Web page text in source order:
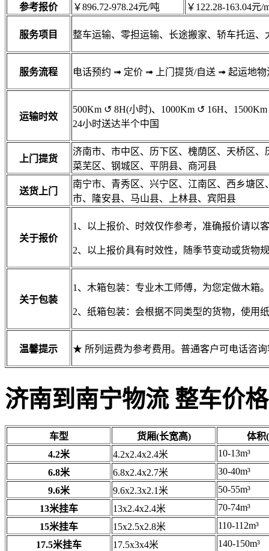
参考报价 ￥896.72-978.24元/吨 ￥122.28-163.04元/
服务项目 整车运输、零担运输、长途搬家、轿车托运
服务流程 电话预约 ➟ 定价 ➟ 上门提货/自送 ➟ 起运地
运输时效
500Km ↺ 8H(小时)、1000Km ↺ 16H、1500Km
24小时送达半个中国
上门提货
济南市、市中区、历下区、槐荫区、天桥区
菜芜区、钢城区、平阴县、商河县
送货上门
南宁市、青秀区、兴宁区、江南区、西乡塘
市、隆安县、马山县、上林县、宾阳县
关于报价
1、以上报价、时效仅作参考，准确报价请以
2、以上报价具有时效性，随季节变动或货物
关于包装
1、木箱包装：专业木工师傅，为您定做木箱
2、纸箱包装：会根据不同类型的货物，使用
温馨提示 ★ 所列运费为参考费用。普通客户可电话咨
济南到南宁物流 整车价格
车型 货厢(长宽高)
体积
4.2米
4.2x2.4x2.4米
10-13m³
6.8米
6.8x2.4x2.7米
30-40m³
9.6米
9.6x2.3x2.1米
50-55m³
13米挂车
13x2.4x2.4米
70-74m³
15米挂车
15x2.5x2.8米
110-112m³
17.5米挂车
17.5x3x4米 140-150m³